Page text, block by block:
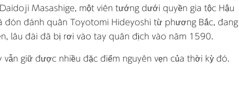
Masashige, một viên tướng dưới quyền gia tộc Hậu
đón đánh quân Toyotomi Hideyoshi từ phương Bắc, đang
lâu đài đã bị rơi vào tay quân địch vào năm 1590.
giữ được nhiều đặc điểm nguyên vẹn của thời kỳ đó.